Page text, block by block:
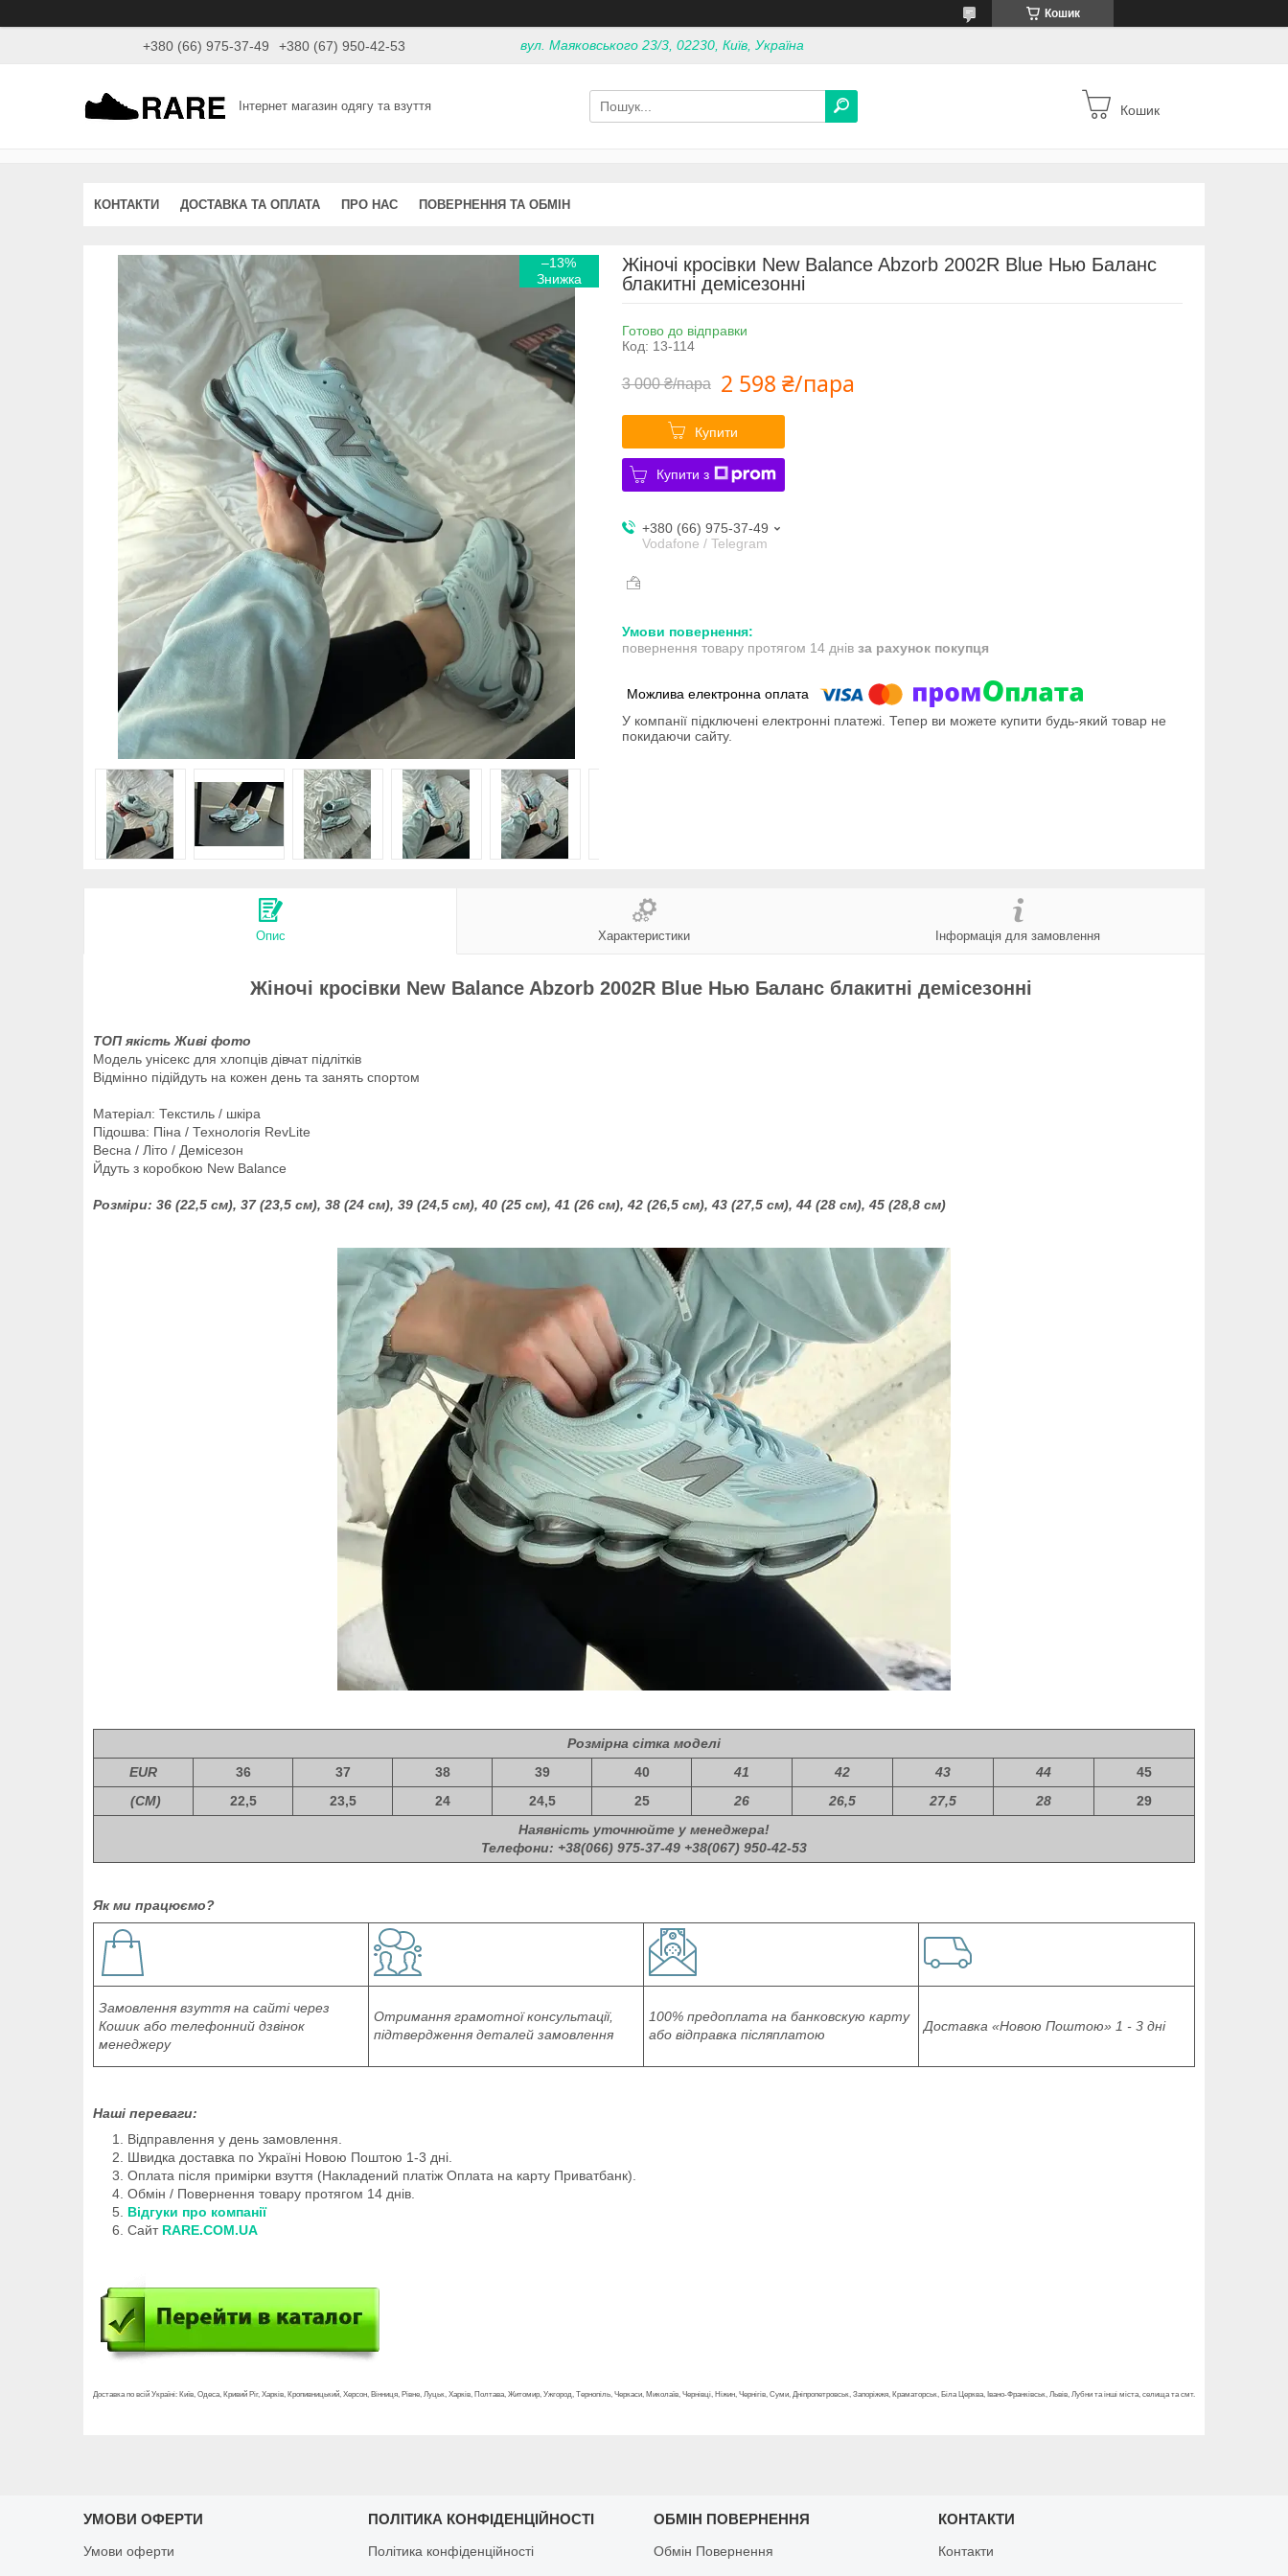
Кошик
+380 (66) 975-37-49 +380 (67) 950-42-53 вул. Маяковського 23/3, 02230, Київ, Україна
Інтернет магазин одягу та взуття Кошик
КОНТАКТИ ДОСТАВКА ТА ОПЛАТА ПРО НАС ПОВЕРНЕННЯ ТА ОБМІН
–13%
Жіночі кросівки New Balance Abzorb 2002R Blue Нью Баланс
блакитні демісезонні
Готово до відправки
Код: 13-114
3 000 ₴/пара 2 598 ₴/пара
Купити
Купити з
+380 (66) 975-37-49
Vodafone / Telegram
повернення товару протягом 14 днів за рахунок покупця
У компанії підключені електронні платежі. Тепер ви можете купити будь-який товар не
покидаючи сайту.
Опис Характеристики Інформація для замовлення
Жіночі кросівки New Balance Abzorb 2002R Blue Нью Баланс блакитні демісезонні
ТОП якість Живі фото
Модель унісекс для хлопців дівчат підлітків
Відмінно підійдуть на кожен день та занять спортом
Матеріал: Текстиль / шкіра
Підошва: Піна / Технологія RevLite
Весна / Літо / Демісезон
Йдуть з коробкою New Balance
Розміри: 36 (22,5 см), 37 (23,5 см), 38 (24 см), 39 (24,5 см), 40 (25 см), 41 (26 см), 42 (26,5 см), 43 (27,5 см), 44 (28 см), 45 (28,8 см)
Розмірна сітка моделі
EUR
36 37 38 39 40 41 42 43 44
45
(СМ)
22,5 23,5 24 24,5 25 26 26,5 27,5 28
29
Наявність уточнюйте у менеджера!
Телефони: +38(066) 975-37-49 +38(067) 950-42-53
Як ми працюємо?
Замовлення взуття на сайті через
Кошик або телефонний дзвінок
менеджеру
Отримання грамотної консультації,
підтвердження деталей замовлення
100% предоплата на банковскую карту
або відправка післяплатою
Доставка «Новою Поштою» 1 - 3 дні
Наші переваги:
Відправлення у день замовлення.
Швидка доставка по Україні Новою Поштою 1-3 дні.
Оплата після примірки взуття (Накладений платіж Оплата на карту Приватбанк).
Обмін / Повернення товару протягом 14 днів.
Відгуки про компанії
Сайт RARE.COM.UA
Доставка по всій Україні: Київ, Одеса, Кривий Ріг, Харків, Кропивницький, Херсон, Вінниця, Рівне, Луцьк, Харків, Полтава, Житомир, Ужгород, Тернопіль, Черкаси, Миколаїв, Чернівці, Ніжин, Чернігів, Суми, Дніпропетровськ, Запоріжжя, Краматорськ, Біла Церква, Івано-Франківськ, Львів, Лубни та інші міста, селища та смт.
УМОВИ ОФЕРТИ
Умови оферти
ПОЛІТИКА КОНФІДЕНЦІЙНОСТІ
Політика конфіденційності
ОБМІН ПОВЕРНЕННЯ
Обмін Повернення
КОНТАКТИ
Контакти